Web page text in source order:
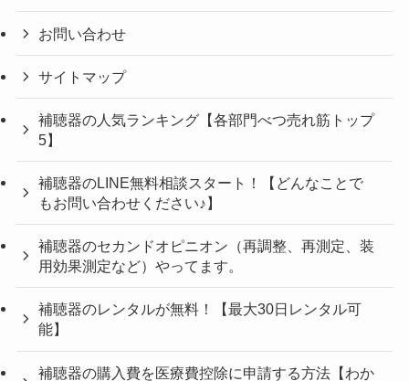
お問い合わせ
サイトマップ
補聴器の人気ランキング【各部門べつ売れ筋トップ
5】
補聴器のLINE無料相談スタート！【どんなことで
もお問い合わせください♪】
補聴器のセカンドオピニオン（再調整、再測定、装
用効果測定など）やってます。
補聴器のレンタルが無料！【最大30日レンタル可
能】
補聴器の購入費を医療費控除に申請する方法【わか